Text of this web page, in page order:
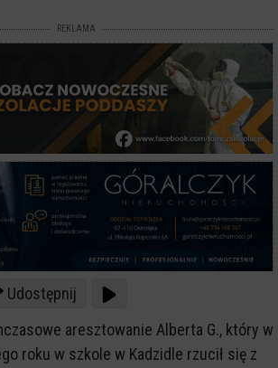
REKLAMA
Udostępnij
aresztowanie Alberta G., który w
roku w szkole w Kadzidle rzucił się z